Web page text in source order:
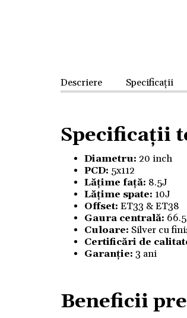
Descriere Specificații
Specificații
Diametru: 20 inch
PCD: 5x112
Lățime față: 8.5J
Lățime spate: 10J
Offset: ET33 & ET38
Gaura centrală:
Culoare: Silver cu
Certificări de
Garanție: 3 ani
Beneficii